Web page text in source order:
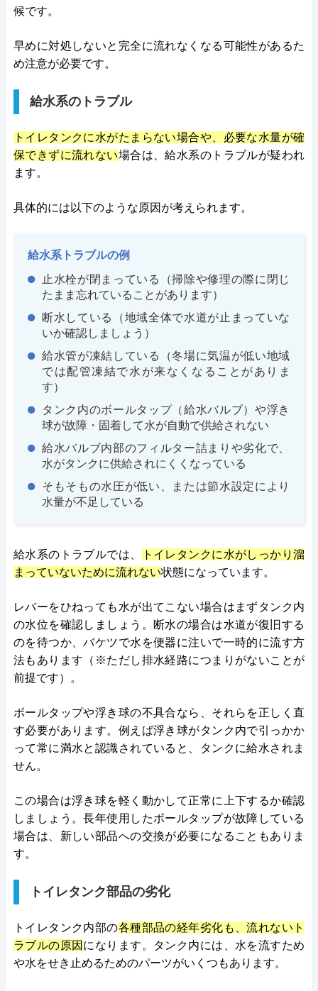
候です。
早めに対処しないと完全に流れなくなる可能性があるた
め注意が必要です。
給水系のトラブル
トイレタンクに水がたまらない場合や、必要な水量が確
保できずに流れない場合は、給水系のトラブルが疑われ
ます。
具体的には以下のような原因が考えられます。
給水系トラブルの例
止水栓が閉まっている（掃除や修理の際に閉じ
たまま忘れていることがあります）
断水している（地域全体で水道が止まっていな
いか確認しましょう）
給水管が凍結している（冬場に気温が低い地域
では配管凍結で水が来なくなることがありま
す）
タンク内のボールタップ（給水バルブ）や浮き
球が故障・固着して水が自動で供給されない
給水バルブ内部のフィルター詰まりや劣化で、
水がタンクに供給されにくくなっている
そもそもの水圧が低い、または節水設定により
水量が不足している
給水系のトラブルでは、
トイレタンクに水がしっかり溜
まっていないために流れない状態になっています。
レバーをひねっても水が出てこない場合はまずタンク内
の水位を確認しましょう。断水の場合は水道が復旧する
のを待つか、バケツで水を便器に注いで一時的に流す方
法もあります（※ただし排水経路につまりがないことが
前提です）。
ボールタップや浮き球の不具合なら、それらを正しく直
す必要があります。例えば浮き球がタンク内で引っかか
って常に満水と認識されていると、タンクに給水されま
せん。
この場合は浮き球を軽く動かして正常に上下するか確認
しましょう。長年使用したボールタップが故障している
場合は、新しい部品への交換が必要になることもありま
す。
トイレタンク部品の劣化
トイレタンク内部の各種部品の経年劣化も、流れないト
ラブルの原因 になります。タンク内には、水を流すため
や水をせき止めるためのパーツがいくつもあります。